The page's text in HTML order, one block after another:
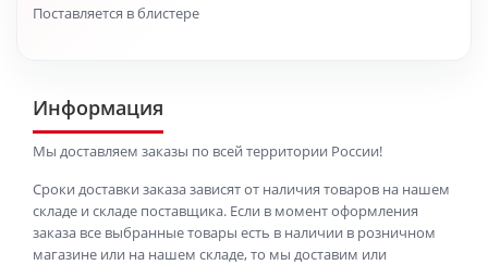
Поставляется в блистере
Информация
Мы доставляем заказы по всей территории России!
Сроки доставки заказа зависят от наличия товаров на нашем
складе и складе поставщика. Если в момент оформления
заказа все выбранные товары есть в наличии в розничном
магазине или на нашем складе, то мы доставим или